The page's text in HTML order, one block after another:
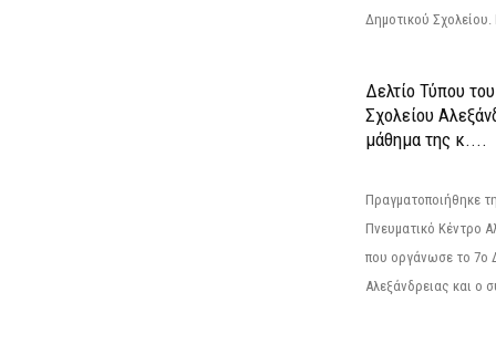
Δημοτικού Σχολείου.
Δελτίο Τύπου
Σχολείου
μάθημα της κ....
Πραγματοποιήθηκε
Πνευματικό Κέντρο
που οργάνωσε το 7ο
Αλεξάνδρειας και ο